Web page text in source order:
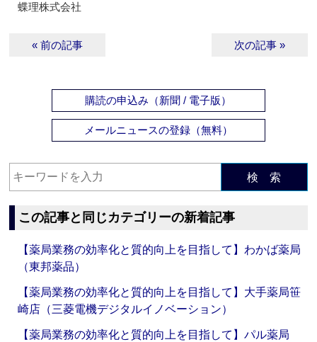
蝶理株式会社
« 前の記事 次の記事 »
購読の申込み（新聞 / 電子版）
メールニュースの登録（無料）
検 索
この記事と同じカテゴリーの新着記事
【薬局業務の効率化と質的向上を目指して】わかば薬局
（東邦薬品）
【薬局業務の効率化と質的向上を目指して】大手薬局笹
崎店（三菱電機デジタルイノベーション）
【薬局業務の効率化と質的向上を目指して】パル薬局